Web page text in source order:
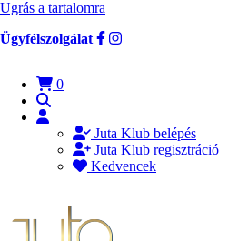
Ugrás a tartalomra
Ügyfélszolgálat
0
Juta Klub belépés
Juta Klub regisztráció
Kedvencek